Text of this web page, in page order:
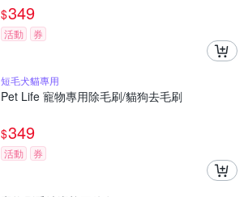
$349
活動 券
短毛犬貓專用
Pet Life 寵物專用除毛刷/貓狗去毛刷
$349
活動 券